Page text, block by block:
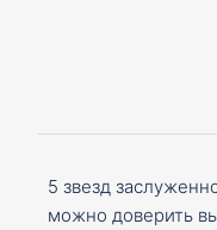
5 звезд
можно доверить